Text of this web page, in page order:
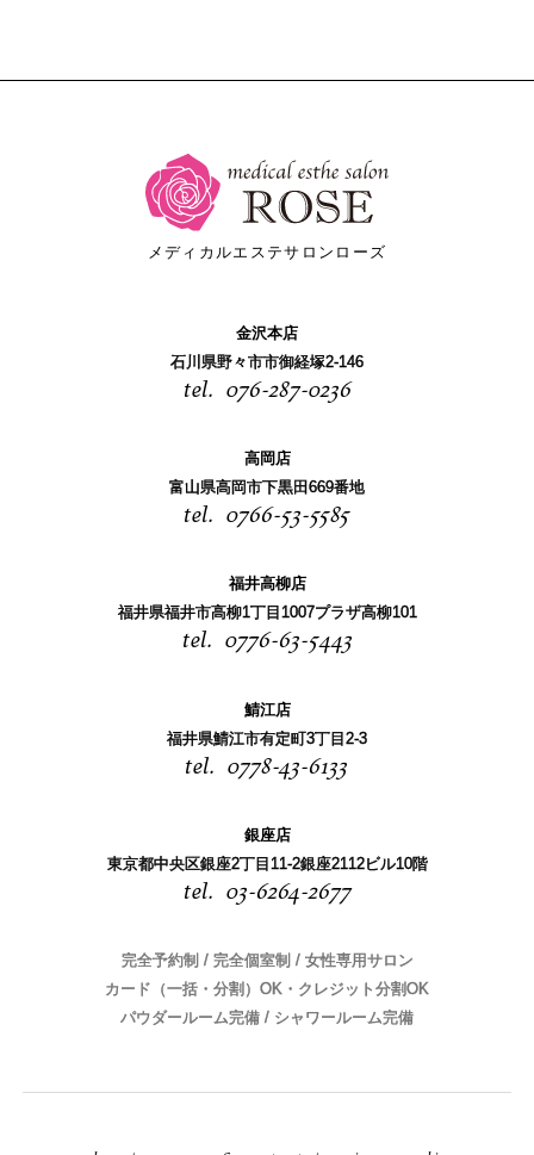
メディカルエステサロンローズ
金沢本店
石川県野々市市御経塚2-146
076-287-0236
高岡店
富山県高岡市下黒田669番地
0766-53-5585
福井高柳店
福井県福井市高柳1丁目1007プラザ高柳101
0776-63-5443
鯖江店
福井県鯖江市有定町3丁目2-3
0778-43-6133
銀座店
東京都中央区銀座2丁目11-2銀座2112ビル10階
03-6264-2677
完全予約制 / 完全個室制 / 女性専用サロン
カード（一括・分割）OK・クレジット分割OK
パウダールーム完備 / シャワールーム完備